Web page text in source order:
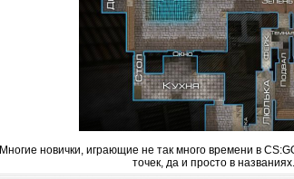
Многие новички, играющие не так много времени в
точек, да и просто в